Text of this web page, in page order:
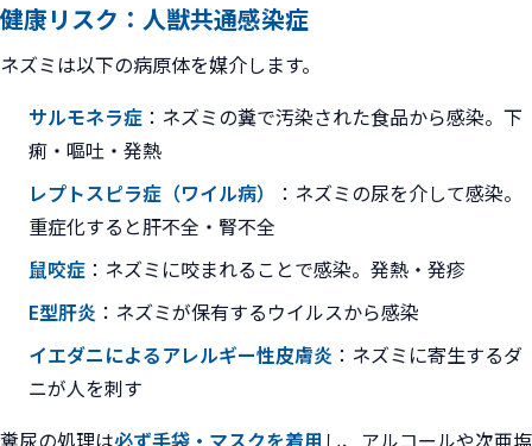
健康リスク：人獣共通感染症
ネズミは以下の病原体を媒介します。
サルモネラ症 ：ネズミの糞で汚染された食品から感染。下
痢・嘔吐・発熱
レプトスピラ症（ワイル病）
：ネズミの尿を介して感染。
重症化すると肝不全・腎不全
鼠咬症 ：ネズミに咬まれることで感染。発熱・発疹
E型肝炎 ：ネズミが保有するウイルスから感染
イエダニによるアレルギー性皮膚炎 ：ネズミに寄生するダ
ニが人を刺す
糞尿の処理は必ず手袋・マスクを着用 し、アルコールや次亜塩